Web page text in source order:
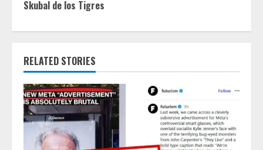
n
u
e
R
e
a
Skubal de los Tigres
RELATED STORIES